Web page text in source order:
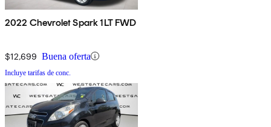
2022 Chevrolet Spark 1LT FWD
$12,699 Buena oferta
Incluye tarifas de conc.